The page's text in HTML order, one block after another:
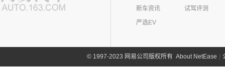
新车资讯
试驾评测
严选EV
©1997-2023 网易公司版权所有 About NetEase